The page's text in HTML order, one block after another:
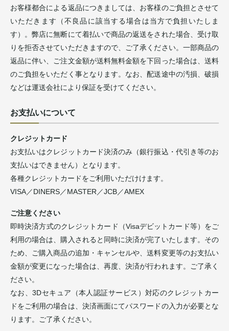
お客様都合による返品につきましては、お客様のご負担とさせて
いただきます（不良品に該当する場合は当方で負担いたしま
す）。弊店に無断にて着払いで商品の返送をされた場合、受け取
りを拒否させていただきますので、ご了承ください。一部商品の
返品に伴い、ご注文金額が送料無料金額を下回った場合は、送料
のご負担をいただく事となります。なお、配送途中の汚損、破損
などは運送会社により保証を受けてください。
お支払いについて
クレジットカード
お支払いはクレジットカード決済のみ（銀行振込・代引き等のお
支払いはできません）となります。
各種クレジットカードをご利用いただけけます。
VISA／DINERS／MASTER／JCB／AMEX
ご注意ください
即時決済方式のクレジットカード（Visaデビットカード等）をご
利用の場合は、購入されると同時に決済が完了いたします。その
ため、ご購入商品の追加・キャンセルや、送料変更等のお支払い
金額が変更になった場合は、再度、決済が行われます。ご了承く
ださい。
なお、3Dセキュア（本人認証サービス）対応のクレジットカー
ドをご利用の場合は、決済画面にてパスワードの入力が必要とな
ります。ご了承ください。